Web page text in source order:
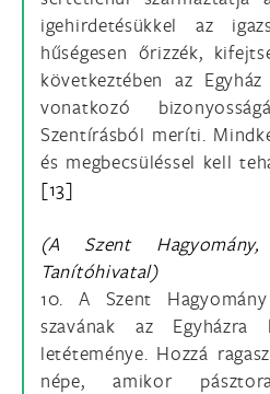
igehirdetésükkel az
hűségesen őrizzék,
következtében az
vonatkozó
Szentírásból meríti.
és megbecsüléssel kell
[13]
(A Szent
Tanítóhivatal)
10. A Szent
szavának az
letéteménye. Hozzá
népe, amikor